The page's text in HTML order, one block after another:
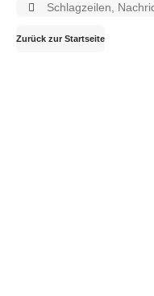
Suchen
Zurück zur Startseite